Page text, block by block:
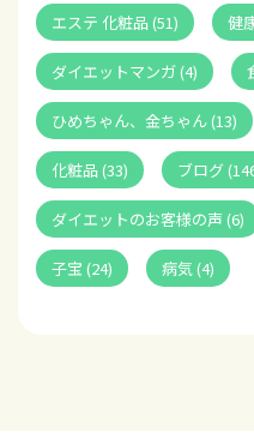
エステ 化粧品 (51) 健
ダイエットマンガ (4)
ひめちゃん、金ちゃん (13)
化粧品 (33) ブログ
ダイエットのお客様の声 (6)
子宝 (24) 病気 (4)